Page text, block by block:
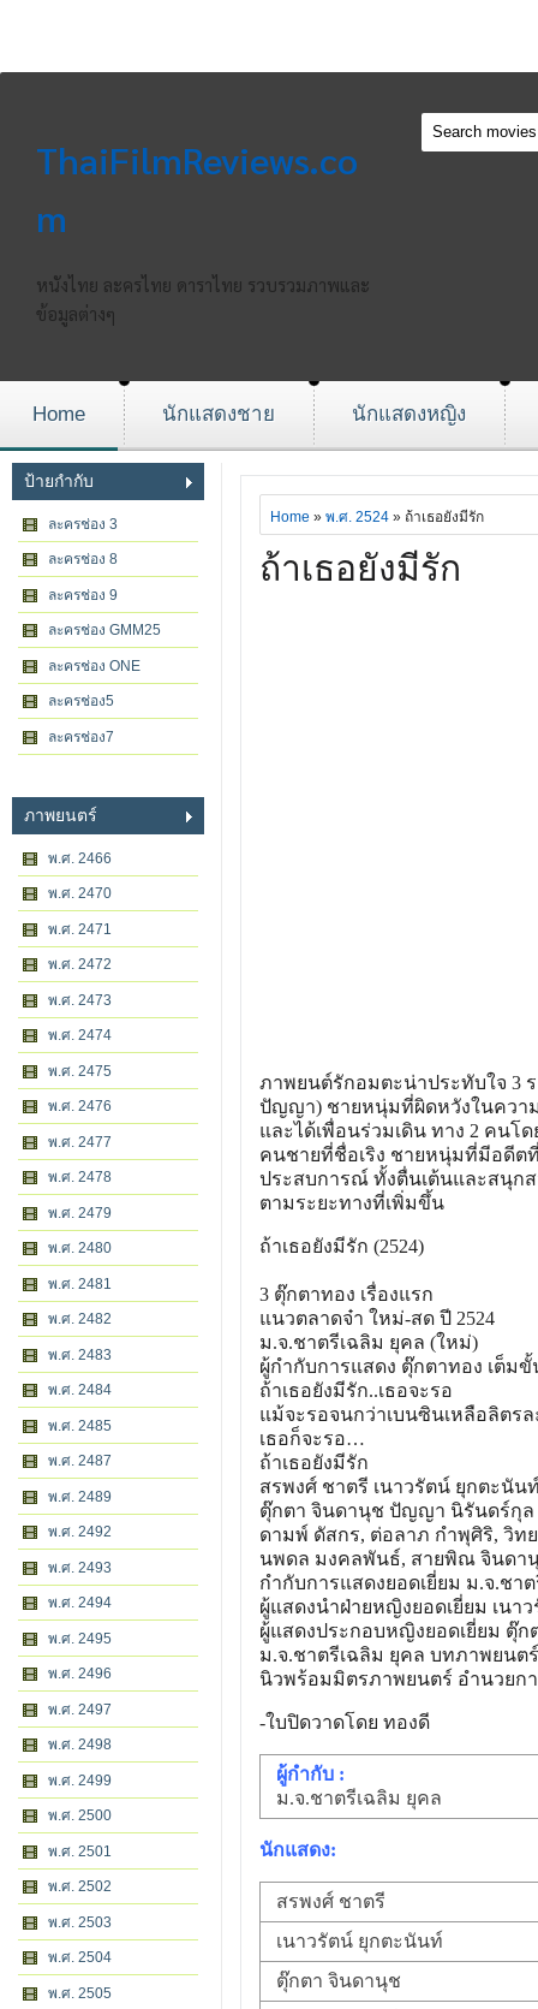
ThaiFilmReviews.co
m
หนังไทย ละครไทย ดาราไทย รวบรวมภาพและ
ข้อมูลต่างๆ
Home นักแสดงชาย นักแสดงหญิง
ป้ายกำกับ
ละครช่อง 3
ละครช่อง 8
ละครช่อง 9
ละครช่อง GMM25
ละครช่อง ONE
ละครช่อง5
ละครช่อง7
ภาพยนตร์
พ.ศ. 2466
พ.ศ. 2470
พ.ศ. 2471
พ.ศ. 2472
พ.ศ. 2473
พ.ศ. 2474
พ.ศ. 2475
พ.ศ. 2476
พ.ศ. 2477
พ.ศ. 2478
พ.ศ. 2479
พ.ศ. 2480
พ.ศ. 2481
พ.ศ. 2482
พ.ศ. 2483
พ.ศ. 2484
พ.ศ. 2485
พ.ศ. 2487
พ.ศ. 2489
พ.ศ. 2492
พ.ศ. 2493
พ.ศ. 2494
พ.ศ. 2495
พ.ศ. 2496
พ.ศ. 2497
พ.ศ. 2498
พ.ศ. 2499
พ.ศ. 2500
พ.ศ. 2501
พ.ศ. 2502
พ.ศ. 2503
พ.ศ. 2504
พ.ศ. 2505
Home » พ.ศ. 2524 » ถ้าเธอยังมีรัก
ถ้าเธอยังมีรัก
ภาพยนต์รักอมตะน่าประทับใจ 3
ปัญญา) ชายหนุ่มที่ผิดหวังในควา
และได้เพื่อนร่วมเดิน ทาง 2 คน
คนชายที่ชื่อเริง ชายหนุ่มที่มีอดีต
ประสบการณ์ ทั้งตื่นเต้นและสนุก
ตามระยะทางที่เพิ่มขึ้น
ถ้าเธอยังมีรัก (2524)
3 ตุ๊กตาทอง เรื่องแรก
แนวตลาดจ๋า ใหม่-สด ปี 2524
ม.จ.ชาตรีเฉลิม ยุคล (ใหม่)
ผู้กำกับการแสดง ตุ๊กตาทอง เต็มขั้
ถ้าเธอยังมีรัก..เธอจะรอ
แม้จะรอจนกว่าเบนซินเหลือลิตรล
เธอก็จะรอ…
ถ้าเธอยังมีรัก
สรพงศ์ ชาตรี เนาวรัตน์ ยุกตะนัน
ตุ๊กตา จินดานุช ปัญญา นิรันดร์กุล
ดามพ์ ดัสกร, ต่อลาภ กำพุศิริ, วิท
นพดล มงคลพันธ์, สายพิณ จินดา
กำกับการแสดงยอดเยี่ยม ม.จ.ชา
ผู้แสดงนำฝ่ายหญิงยอดเยี่ยม เนา
ผู้แสดงประกอบหญิงยอดเยี่ยม ตุ๊ก
ม.จ.ชาตรีเฉลิม ยุคล บทภาพยนต
นิวพร้อมมิตรภาพยนตร์ อำนวยก
-ใบปิดวาดโดย ทองดี
ผู้กำกับ :
ม.จ.ชาตรีเฉลิม ยุคล
นักแสดง:
สรพงศ์ ชาตรี
เนาวรัตน์ ยุกตะนันท์
ตุ๊กตา จินดานุช